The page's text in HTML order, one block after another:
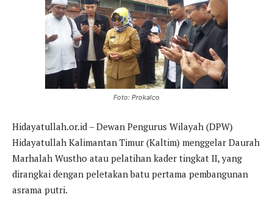
Foto: Prokalco
Hidayatullah.or.id – Dewan Pengurus Wilayah (DPW)
Hidayatullah Kalimantan Timur (Kaltim) menggelar Daurah
Marhalah Wustho atau pelatihan kader tingkat II, yang
dirangkai dengan peletakan batu pertama pembangunan
asrama putri.